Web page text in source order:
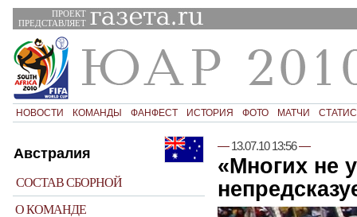
ПРОЕКТ
ПРЕДСТАВЛЯЕТ
НОВОСТИ КОМАНДЫ ФАНФЕСТ ИСТОРИЯ ФОТО МАТЧИ
Австралия
СОСТАВ СБОРНОЙ
О КОМАНДЕ
—13.07.10 13:56—
«Многих не